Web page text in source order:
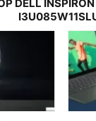
inch Full HD,
cùng công nghệ
nét, chân thực.
định với chip
RAM 8GB
DELL